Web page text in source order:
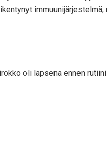
oli lapsena ennen